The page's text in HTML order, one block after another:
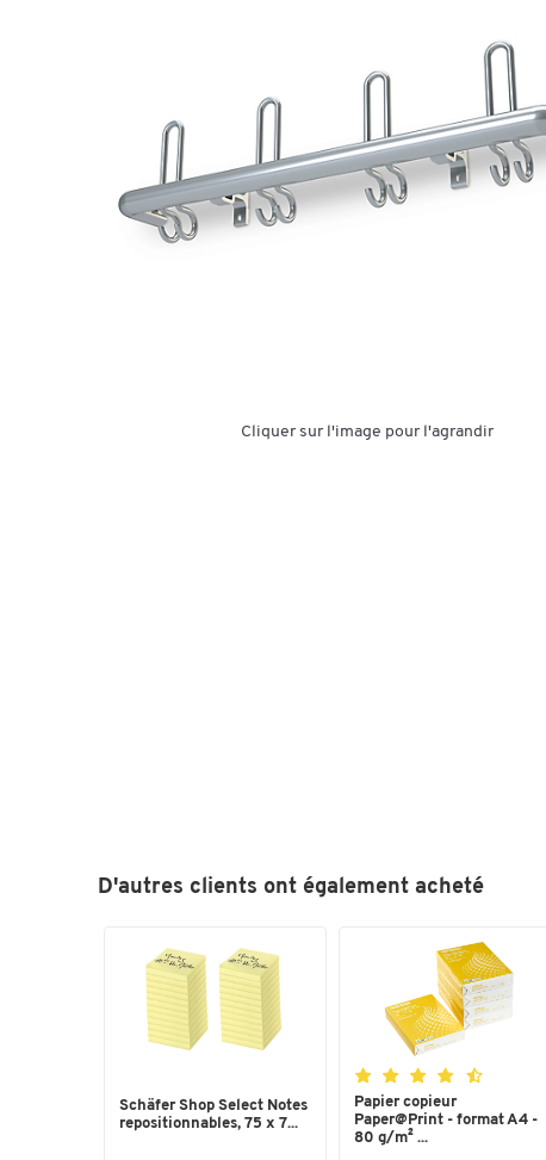
Cliquer sur l'image pour l'agrandir
D'autres clients ont également acheté
Schäfer Shop Select Notes
repositionnables, 75 x 7...
Papier copieur
Paper@Print - format A4 -
80 g/m² ...